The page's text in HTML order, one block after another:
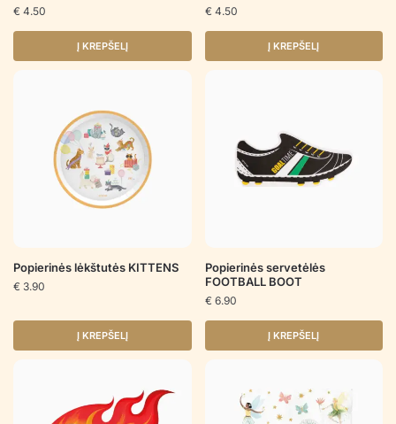
€ 4.50
Į KREPŠELĮ
€ 4.50
Į KREPŠELĮ
Popierinės lėkštutės KITTENS
€ 3.90
Į KREPŠELĮ
Popierinės servetėlės
FOOTBALL BOOT
€ 6.90
Į KREPŠELĮ